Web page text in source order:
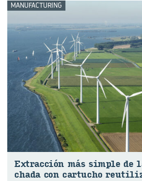
MANUFACTURING
Ex­trac­ción más sim­ple de
cha­da con car­tu­cho